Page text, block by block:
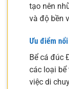
tạo nên
và độ bền
Ưu điểm
Bể cá đúc
các loại bể
việc di